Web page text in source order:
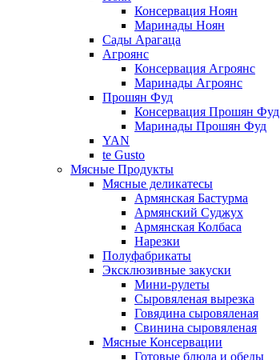
Консервация Ноян
Маринады Ноян
Сады Арагаца
Агроянс
Консервация Агроянс
Маринады Агроянс
Прошян Фуд
Консервация Прошян Фуд
Маринады Прошян Фуд
YAN
te Gusto
Мясные Продукты
Мясные деликатесы
Армянская Бастурма
Армянский Суджух
Армянская Колбаса
Нарезки
Полуфабрикаты
Эксклюзивные закуски
Мини-рулеты
Сыровяленая вырезка
Говядина сыровяленая
Свинина сыровяленая
Мясные Консервации
Готовые блюда и обеды